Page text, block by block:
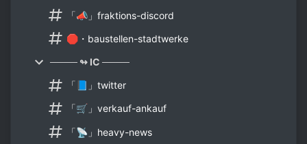
「📣」fraktions-discord
🛑・baustellen-stadtwerke
──── ↬ IC ────
「📘」twitter
「🛒」verkauf-ankauf
「📡」heavy-news